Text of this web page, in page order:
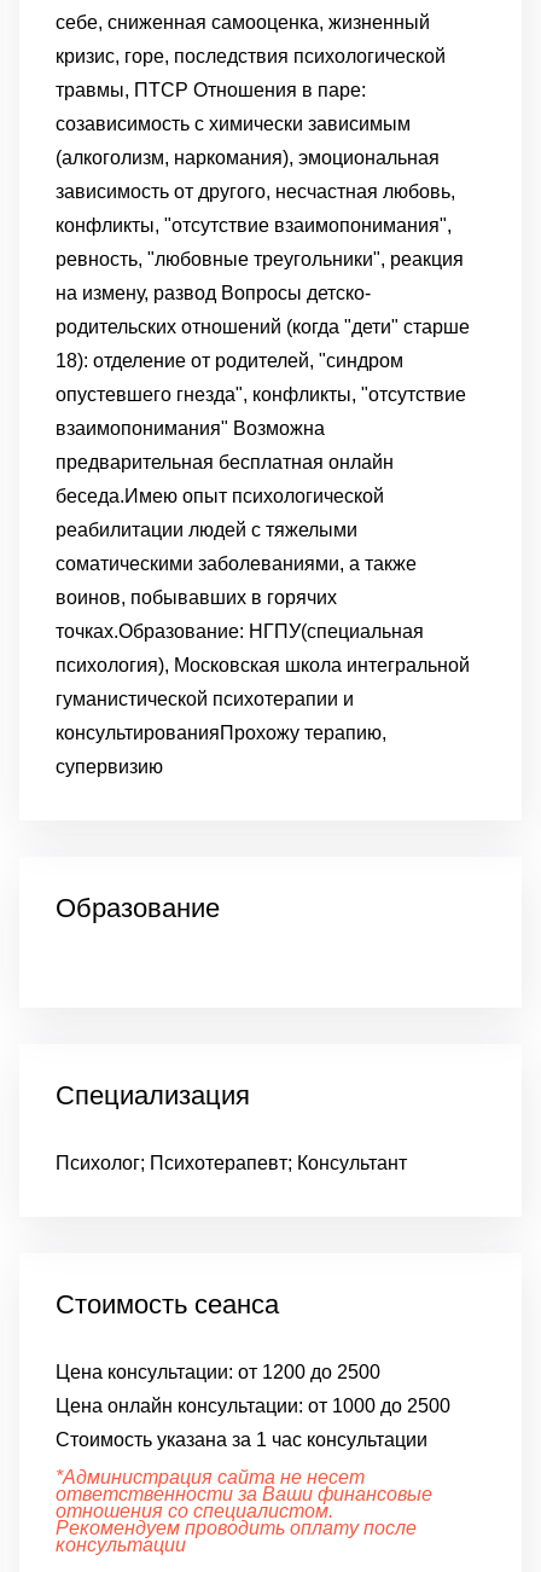
себе, сниженная самооценка, жизненный
кризис, горе, последствия психологической
травмы, ПТСР Отношения в паре:
созависимость с химически зависимым
(алкоголизм, наркомания), эмоциональная
зависимость от другого, несчастная любовь,
конфликты, "отсутствие взаимопонимания",
ревность, "любовные треугольники", реакция
на измену, развод Вопросы детско-
родительских отношений (когда "дети" старше
18): отделение от родителей, "синдром
опустевшего гнезда", конфликты, "отсутствие
взаимопонимания" Возможна
предварительная бесплатная онлайн
беседа.Имею опыт психологической
реабилитации людей с тяжелыми
соматическими заболеваниями, а также
воинов, побывавших в горячих
точках.Образование: НГПУ(специальная
психология), Московская школа интегральной
гуманистической психотерапии и
консультированияПрохожу терапию,
супервизию
Образование
Специализация
Психолог; Психотерапевт; Консультант
Стоимость сеанса
Цена консультации: от 1200 до 2500
Цена онлайн консультации: от 1000 до 2500
Стоимость указана за 1 час консультации
*Администрация сайта не несет
ответственности за Ваши финансовые
отношения со специалистом.
Рекомендуем проводить оплату после
консультации